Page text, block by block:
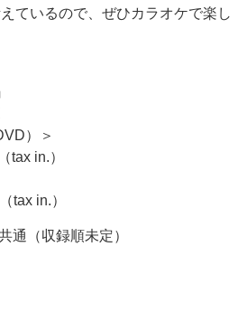
ているので、ぜひカラオケで楽し
）＞
in.）
tax in.）
通（収録順未定）